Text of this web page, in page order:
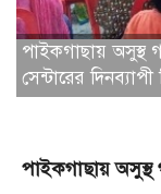
পাইকগাছায় অসুস্থ
সেন্টারের
পাইকগাছায় অসুস্থ